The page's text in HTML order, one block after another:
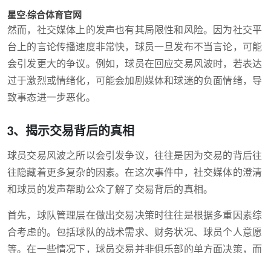
星空·综合体育官网
然而，社交媒体上的发声也有其局限性和风险。因为社交平
台上的言论传播速度非常快，球员一旦发布不当言论，可能
会引发更大的争议。例如，球员在回应交易风波时，若表达
过于激烈或情绪化，可能会加剧媒体和球迷的负面情绪，导
致事态进一步恶化。
3、揭示交易背后的真相
球员交易风波之所以会引发争议，往往是因为交易的背后往
往隐藏着更多复杂的因素。在这次事件中，社交媒体的澄清
和球员的发声帮助公众了解了交易背后的真相。
首先，球队管理层在做出交易决策时往往是根据多重因素综
合考虑的。包括球队的战术需求、财务状况、球员个人意愿
等。在一些情况下，球员交易并非俱乐部的单方面决策，而